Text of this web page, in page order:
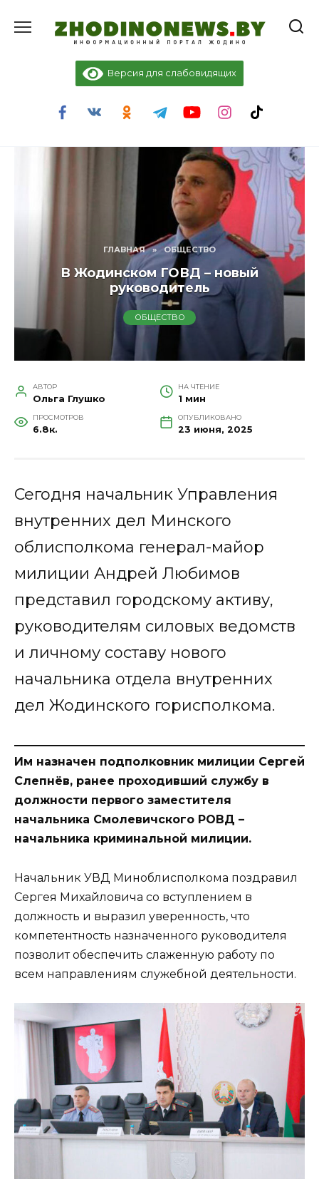
содержанию
Версия для слабовидящих
ГЛАВНАЯ » ОБЩЕСТВО
В Жодинском ГОВД – новый
руководитель
ОБЩЕСТВО
АВТОР
Ольга Глушко
НА ЧТЕНИЕ
1 мин
ПРОСМОТРОВ
6.8к.
ОПУБЛИКОВАНО
23 июня, 2025
Сегодня начальник Управления
внутренних дел Минского
облисполкома генерал-майор
милиции Андрей Любимов
представил городскому активу,
руководителям силовых ведомств
и личному составу нового
начальника отдела внутренних
дел Жодинского горисполкома.
Им назначен подполковник милиции Сергей
Слепнёв, ранее проходивший службу в
должности первого заместителя
начальника Смолевичского РОВД –
начальника криминальной милиции.
Начальник УВД Миноблисполкома поздравил
Сергея Михайловича со вступлением в
должность и выразил уверенность, что
компетентность назначенного руководителя
позволит обеспечить слаженную работу по
всем направлениям служебной деятельности.